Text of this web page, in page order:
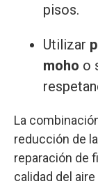
pisos.
Utilizar
moho o
La
reducción de
reparación de
calidad del